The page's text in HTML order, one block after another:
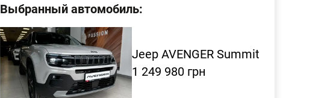
Выбранный автомобиль:
Jeep AVENGER Summit
1 249 980 грн